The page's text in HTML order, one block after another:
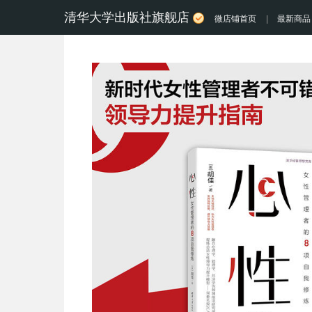
清华大学出版社旗舰店 微店铺首页 最新商品